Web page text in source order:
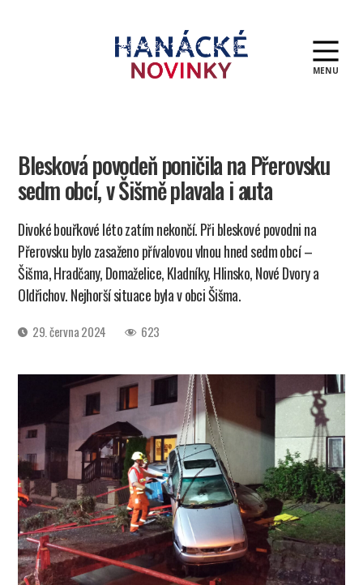
MENU
Blesková povodeň poničila na Přerovsku
sedm obcí, v Šišmě plavala i auta
Divoké bouřkové léto zatím nekončí. Při bleskové povodni na
Přerovsku bylo zasaženo přívalovou vlnou hned sedm obcí –
Šišma, Hradčany, Domaželice, Kladníky, Hlinsko, Nové Dvory a
Oldřichov. Nejhorší situace byla v obci Šišma.
Datum29. června 2024 623